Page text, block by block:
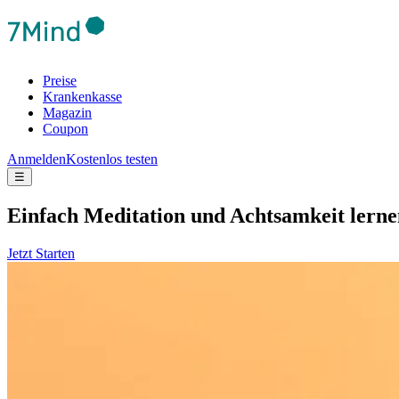
Preise
Krankenkasse
Magazin
Coupon
AnmeldenKostenlos testen
☰
Ein­fach Medi­ta­tion und Acht­sam­keit
Jetzt Starten